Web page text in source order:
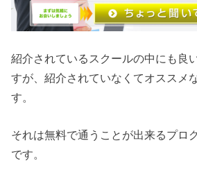
紹介されているスクールの中にも良
すが、紹介されていなくてオススメ
す。
それは無料で通うことが出来るプロ
です。